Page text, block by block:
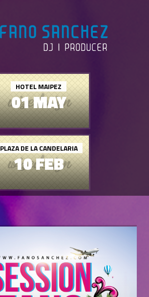
01 MAY
HOTEL MAIPEZ
10 FEB
PLAZA DE LA CANDELARIA